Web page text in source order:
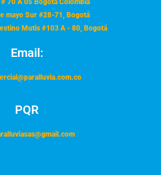
# 70 A 05 Bogotá Colombia
mayo Sur #28-71, Bogotá
Mutis #103 A - 80, Bogotá
Email:
PQR